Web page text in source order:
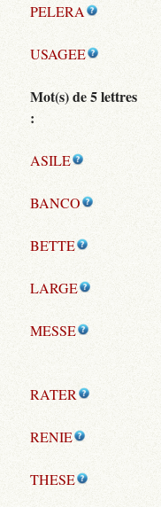
PELERA
USAGEE
Mot(s) de 5 lettres
:
ASILE
BANCO
BETTE
LARGE
MESSE
RATER
RENIE
THESE